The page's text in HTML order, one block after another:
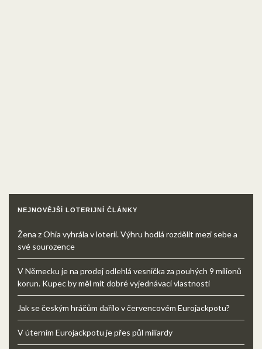
NEJNOVĚJŠÍ LOTERIJNÍ ČLÁNKY
Žena z Ohia vyhrála v loterii. Výhru hodlá rozdělit mezi sebe a
své sourozence
V Německu je na prodej odlehlá vesnička za pouhých 9 milionů
korun. Kupec by měl mít dobré vyjednávací vlastnosti
Jak se českým hráčům dařilo v červencovém Eurojackpotu?
V úterním Eurojackpotu je přes půl miliardy